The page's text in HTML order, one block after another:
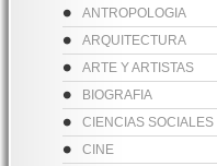
ANTROPOLOGIA
ARQUITECTURA
ARTE Y ARTISTAS
BIOGRAFIA
CIENCIAS SOCIALES
CINE